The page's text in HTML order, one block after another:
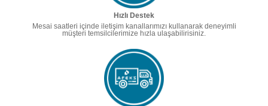
Hızlı Destek
Mesai saatleri içinde iletişim kanallarımızı kullanarak deneyimli
müşteri temsilcilerimize hızla ulaşabilirisiniz.